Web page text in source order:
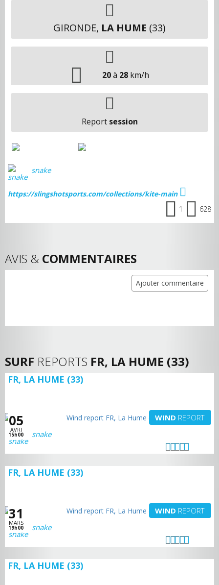
GIRONDE, LA HUME (33)
20à 28 km/h
Report session
snake
https://slingshotsports.com/collections/kite-main
1
628
AVIS & COMMENTAIRES
Ajouter commentaire
SURF REPORTS FR, LA HUME (33)
FR, LA HUME (33)
05
AVRI
15h00
WIND REPORT
snake
FR, LA HUME (33)
31
MARS
19h00
WIND REPORT
snake
FR, LA HUME (33)